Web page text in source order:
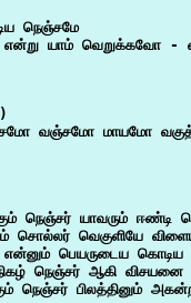
நெஞ்சமே
என்று யாம் வெறுக்கவோ -
வஞ்சமோ மாயமோ
நெஞ்சர் யாவரும் ஈண்டி
சொல்லர் வெகுளியே
பெயருடைய கொடிய
நெஞ்சர் ஆகி
நெஞ்சர் பிலத்தினும்